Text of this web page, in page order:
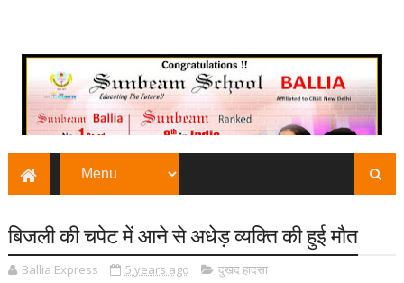
बिजली की चपेट में आने से अधेड़ व्यक्ति की हुई मौत
Ballia Express 5 years ago दुखद हादसा